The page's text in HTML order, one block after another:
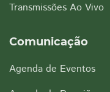
Transmissões Ao Vivo
Comunicação
Agenda de Eventos